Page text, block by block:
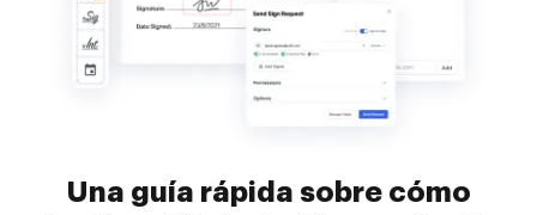
Una guía rápida sobre cómo